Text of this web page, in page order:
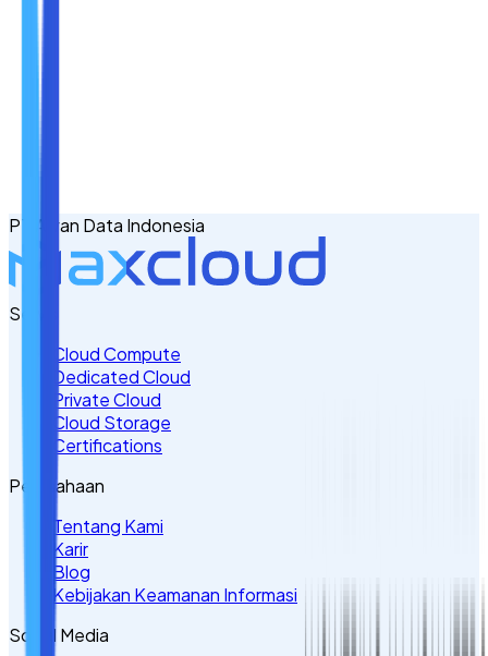
Email
No. Handphone
Tulis Kebutuhan Anda di Sini
PT Awan Data Indonesia
Servis
Cloud Compute
Dedicated Cloud
Private Cloud
Cloud Storage
Certifications
Perusahaan
Tentang Kami
Karir
Blog
Kebijakan Keamanan Informasi
Sosial Media